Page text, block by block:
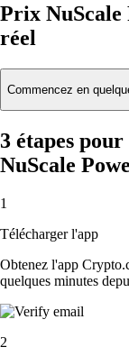
Prix NuScale
réel
Commencez en
3 étapes
NuScale
1
Télécharger l'app
Obtenez l'app
quelques minutes
2